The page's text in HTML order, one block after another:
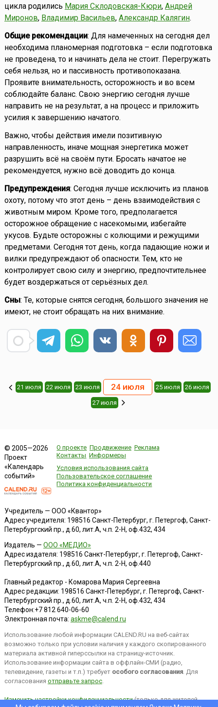
цикла родились Мария Склодовская-Кюри, Андрей
Миронов, Владимир Васильев, Александр Калягин.
Общие рекомендации: Для намеченных на сегодня дел
необходима планомерная подготовка – если подготовка
не проведена, то и начинать дела не стоит. Перегружать
себя нельзя, но и пассивность противопоказана.
Проявите внимательность, осторожность и во всем
соблюдайте баланс. Свою энергию сегодня лучше
направить не на результат, а на процесс и приложить
усилия к завершению начатого.
Важно, чтобы действия имели позитивную
направленность, иначе мощная энергетика может
разрушить всё на своём пути. Бросать начатое не
рекомендуется, нужно всё доводить до конца.
Предупреждения: Сегодня лучше исключить из планов
охоту, потому что этот день – день взаимодействия с
животным миром. Кроме того, предполагается
осторожное обращение с насекомыми, избегайте
укусов. Будьте осторожны с колющими и режущими
предметами. Сегодня тот день, когда падающие ножи и
вилки предупреждают об опасности. Тем, кто не
контролирует свою силу и энергию, предпочтительнее
будет воздержаться от серьёзных дел.
Сны: Те, которые снятся сегодня, большого значения не
имеют, не стоит обращать на них внимание.
21 июля 22 июля 23 июля 24 июля 25 июля 26 июля
27 июля
© 2005—2026
Проект
«Календарь
событий»
О проекте Продвижение Реклама
Контакты Информеры
Условия использования сайта
Пользовательское соглашение
Политика конфиденциальности
Учредитель — ООО «Квантор»
Адрес учредителя: 198516 Санкт-Петербург, г. Петергоф, Санкт-
Петербургский пр., д.60, лит.А, ч.п. 2-Н, оф.432, 434
Издатель — ООО «МЕДИО»
Адрес издателя: 198516 Санкт-Петербург, г. Петергоф, Санкт-
Петербургский пр., д.60, лит.А, ч.п. 2-Н, оф.440
Главный редактор - Комарова Мария Сергеевна
Адрес редакции: 198516 Санкт-Петербург, г. Петергоф, Санкт-
Петербургский пр., д.60, лит.А, ч.п. 2-Н, оф.432, 434
Телефон:+7 812 640-06-60
Электронная почта: askme@calend.ru
Использование любой информации CALEND.RU на веб-сайтах
возможно только при условии наличия у каждого скопированного
материала активной гиперссылки на страницу-источник.
Использование информации сайта в оффлайн-СМИ (радио,
телевидение, газеты и т.п.) требует особого согласования. Для
согласования отправьте запрос.
Изменить настройки конфиденциальности(только для жителей